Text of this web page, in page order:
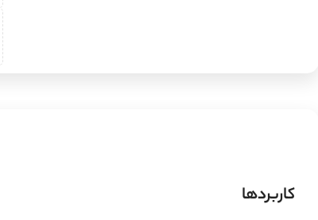
صفحه برش پرسلان
صفحه برش آهن
کاربردها